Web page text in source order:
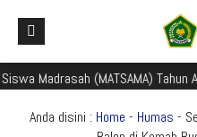
Beranda
Profil Madrasah
(MATSAMA) Tahun
Anda disini : Home - Humas -